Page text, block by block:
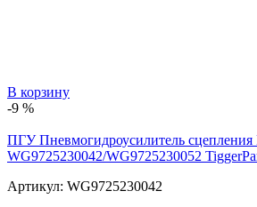
В корзину
-9 %
ПГУ Пневмогидроусилитель
WG9725230042/WG9725230052
Артикул: WG9725230042